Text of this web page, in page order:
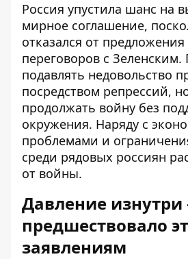
Россия упустила шанс на
мирное соглашение,
отказался от
переговоров с
подавлять недовольство
посредством репрессий,
продолжать войну без
окружения. Наряду с
проблемами и
среди рядовых россиян
от войны.
Давление изнутри
предшествовало
заявлениям